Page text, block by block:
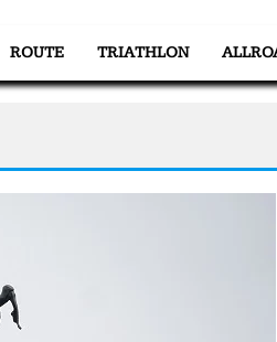
ROUTE TRIATHLON